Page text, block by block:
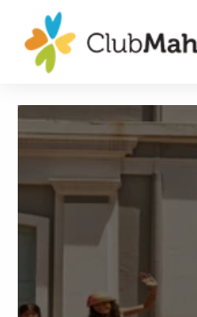
Membership
Experiences
Blog
Member